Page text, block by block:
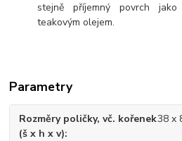
stejně příjemný povrch
teakovým olejem.
Parametry
Rozměry poličky, vč. kořenek
(š x h x v)
38 x